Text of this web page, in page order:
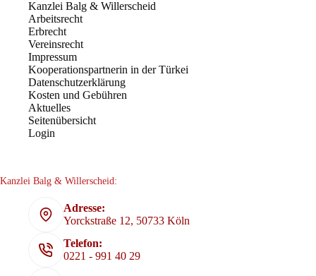
Kanzlei Balg & Willerscheid
Arbeitsrecht
Erbrecht
Vereinsrecht
Impressum
Kooperationspartnerin in der Türkei
Datenschutzerklärung
Kosten und Gebühren
Aktuelles
Seitenübersicht
Login
Kanzlei Balg & Willerscheid:
Adresse:
Yorckstraße 12, 50733 Köln
Telefon:
0221 - 991 40 29